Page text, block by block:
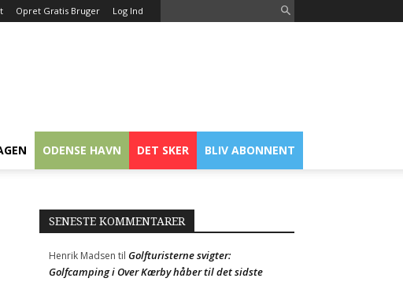
Opret Gratis Bruger Log Ind
ODENSE HAVN DET SKER BLIV ABONNENT
SENESTE KOMMENTARER
Henrik Madsen til Golfturisterne svigter:
Golfcamping i Over Kærby håber til det sidste